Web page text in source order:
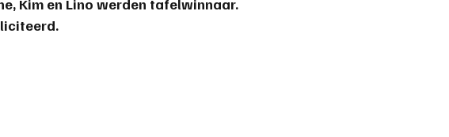
, Kim en Lino werden tafelwinnaar.